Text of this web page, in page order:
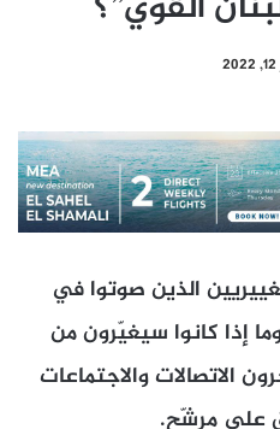
الذين صوتوا في
إذا كانوا سيغيّرون من
الاتصالات والاجتماعات
على مرشّح.